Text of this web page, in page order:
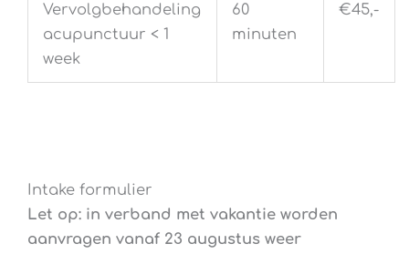
Vervolgbehandeling
acupunctuur < 1
week
60
minuten
€45,-
Intake formulier
Let op: in verband met vakantie worden
aanvragen vanaf 23 augustus weer